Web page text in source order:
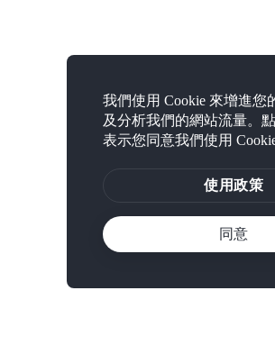
我們使用 Cookie 來增進您
及分析我們的網站流量。
表示您同意我們使用 Cookie
使用政策
同意